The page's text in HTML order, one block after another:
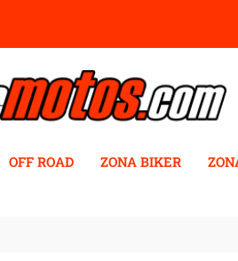
OFF ROAD ZONA BIKER